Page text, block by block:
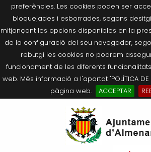
preferències. Les cookies poden ser
bloquejades i esborrades, segons
mitjançant les opcions disponibles en la
de la configuració del seu navegador,
rebutgi les cookies no podrem
funcionament de les diferents
web. Més informació a l'apartat "POLÍTICA
pàgina web.
ACCEPTAR
Salutació de l’Alcaldessa
Composició Consistori
Agricultura, Ramaderia i Medi
Què és la Seu Electrònica?
Últimes publicacions